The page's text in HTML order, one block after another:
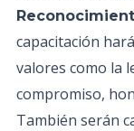
capacitación
valores como la
compromiso,
También serán